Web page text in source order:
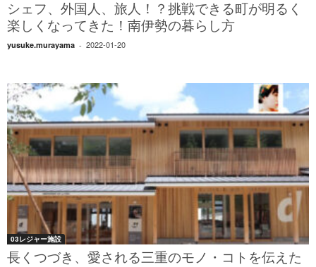
シェフ、外国人、旅人！？挑戦できる町が明るく
楽しくなってきた！南伊勢の暮らし方
yusuke.murayama - 2022-01-20
03レジャー施設
長くつづき、愛される三重のモノ・コトを伝えた